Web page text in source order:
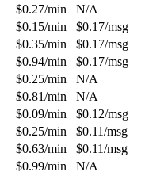
$0.27/min
N/A
$0.15/min $0.17/msg
$0.35/min $0.17/msg
$0.94/min $0.17/msg
$0.25/min
N/A
$0.81/min
N/A
$0.09/min $0.12/msg
$0.25/min $0.11/msg
$0.63/min $0.11/msg
$0.99/min
N/A